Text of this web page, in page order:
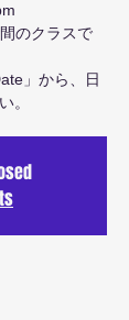
のクラスで
」から、日
。